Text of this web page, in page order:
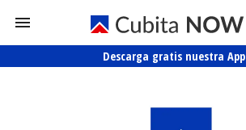
Descarga gratis nuestra App